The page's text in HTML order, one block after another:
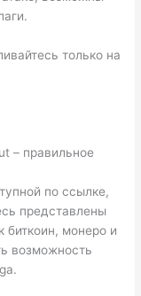
только на
– правильное
по ссылке,
представлены
биткоин, монеро и
возможность